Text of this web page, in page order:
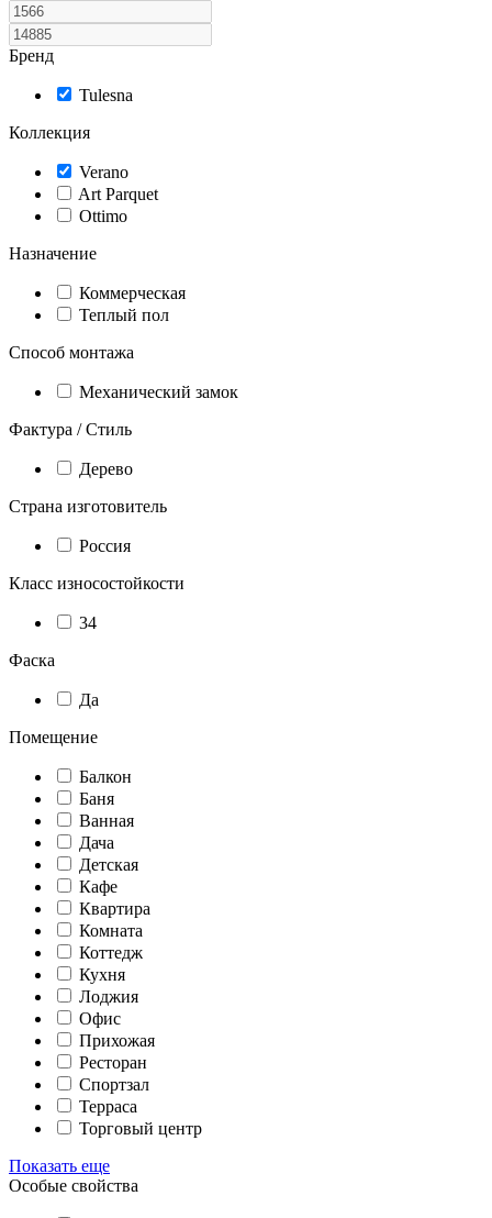
Бренд
Tulesna
Коллекция
Verano
Art Parquet
Ottimo
Назначение
Коммерческая
Теплый пол
Способ монтажа
Механический замок
Фактура / Стиль
Дерево
Страна изготовитель
Россия
Класс износостойкости
34
Фаска
Да
Помещение
Балкон
Баня
Ванная
Дача
Детская
Кафе
Квартира
Комната
Коттедж
Кухня
Лоджия
Офис
Прихожая
Ресторан
Спортзал
Терраса
Торговый центр
Показать еще
Особые свойства